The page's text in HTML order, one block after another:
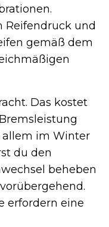
Reifendruck und
gemäß dem
Das kostet
allem im Winter
du den
beheben
erfordern eine